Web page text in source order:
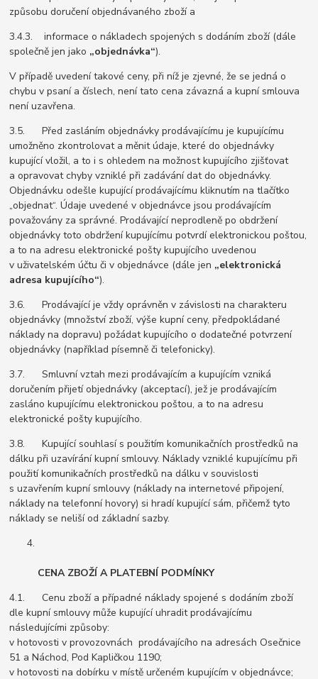
způsobu doručení objednávaného zboží a
3.4.3. informace o nákladech spojených s dodáním zboží (dále
společně jen jako „objednávka“).
V případě uvedení takové ceny, při níž je zjevné, že se jedná o
chybu v psaní a číslech, není tato cena závazná a kupní smlouva
není uzavřena.
3.5. Před zasláním objednávky prodávajícímu je kupujícímu
umožněno zkontrolovat a měnit údaje, které do objednávky
kupující vložil, a to i s ohledem na možnost kupujícího zjišťovat
a opravovat chyby vzniklé při zadávání dat do objednávky.
Objednávku odešle kupující prodávajícímu kliknutím na tlačítko
„objednat“. Údaje uvedené v objednávce jsou prodávajícím
považovány za správné. Prodávající neprodleně po obdržení
objednávky toto obdržení kupujícímu potvrdí elektronickou poštou,
a to na adresu elektronické pošty kupujícího uvedenou
v uživatelském účtu či v objednávce (dále jen „elektronická
adresa kupujícího“).
3.6. Prodávající je vždy oprávněn v závislosti na charakteru
objednávky (množství zboží, výše kupní ceny, předpokládané
náklady na dopravu) požádat kupujícího o dodatečné potvrzení
objednávky (například písemně či telefonicky).
3.7. Smluvní vztah mezi prodávajícím a kupujícím vzniká
doručením přijetí objednávky (akceptací), jež je prodávajícím
zasláno kupujícímu elektronickou poštou, a to na adresu
elektronické pošty kupujícího.
3.8. Kupující souhlasí s použitím komunikačních prostředků na
dálku při uzavírání kupní smlouvy. Náklady vzniklé kupujícímu při
použití komunikačních prostředků na dálku v souvislosti
s uzavřením kupní smlouvy (náklady na internetové připojení,
náklady na telefonní hovory) si hradí kupující sám, přičemž tyto
náklady se neliší od základní sazby.
CENA ZBOŽÍ A PLATEBNÍ PODMÍNKY
4.1. Cenu zboží a případné náklady spojené s dodáním zboží
dle kupní smlouvy může kupující uhradit prodávajícímu
následujícími způsoby:
v hotovosti v provozovnách prodávajícího na adresách Osečnice
51 a Náchod, Pod Kapličkou 1190;
v hotovosti na dobírku v místě určeném kupujícím v objednávce;